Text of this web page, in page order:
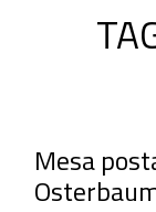
Mesa